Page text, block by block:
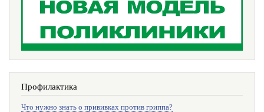
Профилактика
Что нужно знать о прививках против гриппа?